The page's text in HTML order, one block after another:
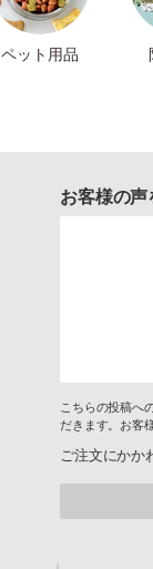
ペット用品
お客様の
こちらの投稿へ
だきます。お客
ご注文にかか